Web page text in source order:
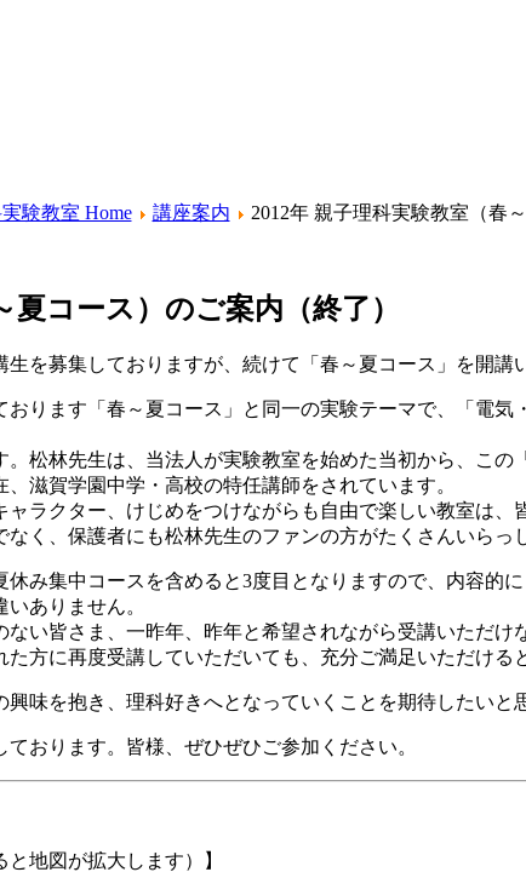
験教室 Home 講座案内
2012年 親子理科実験教室（春
夏コース）のご案内（終了）
を募集しておりますが、続けて「春～夏コース」を開講
ります「春～夏コース」と同一の実験テーマで、「電気
松林先生は、当法人が実験教室を始めた当初から、この
滋賀学園中学・高校の特任講師をされています。
ラクター、けじめをつけながらも自由で楽しい教室は、
く、保護者にも松林先生のファンの方がたくさんいらっ
み集中コースを含めると3度目となりますので、内容的
ありません。
い皆さま、一昨年、昨年と希望されながら受講いただけ
方に再度受講していただいても、充分ご満足いただける
味を抱き、理科好きへとなっていくことを期待したいと
おります。皆様、ぜひぜひご参加ください。
地図が拡大します）】